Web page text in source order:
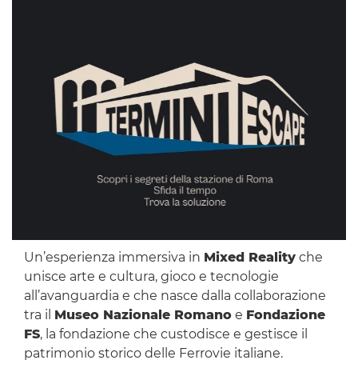
Un’esperienza immersiva in Mixed Realityche
unisce arte e cultura, gioco e tecnologie
all’avanguardia e che nasce dalla collaborazione
tra il Museo Nazionale Romanoe Fondazione
FS, la fondazione che custodisce e gestisce il
patrimonio storico delle Ferrovie italiane.